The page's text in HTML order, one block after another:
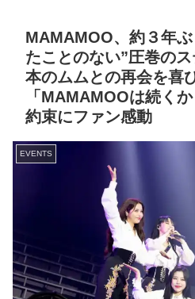
MAMAMOO、約３年
たことのない”圧巻の
本のムムとの再会を喜
「MAMAMOOは続く
約束にファン感動
EVENTS